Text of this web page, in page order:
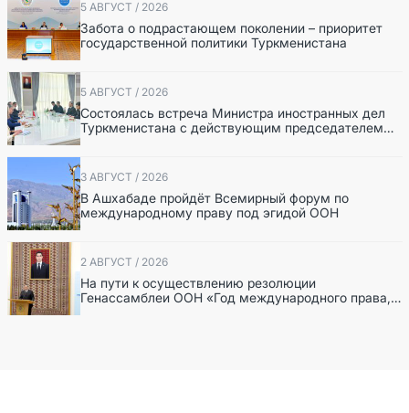
5 АВГУСТ / 2026
Забота о подрастающем поколении – приоритет
государственной политики Туркменистана
5 АВГУСТ / 2026
Состоялась встреча Министра иностранных дел
Туркменистана с действующим председателем
ОБСЕ
3 АВГУСТ / 2026
В Ашхабаде пройдёт Всемирный форум по
международному праву под эгидой ООН
2 АВГУСТ / 2026
На пути к осуществлению резолюции
Генассамблеи ООН «Год международного права,
2028», инициированной Туркменистаном